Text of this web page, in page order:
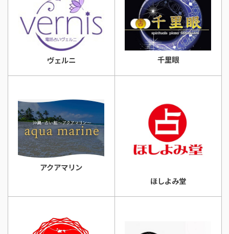
ヴェルニ 千里眼
アクアマリン
ほしよみ堂